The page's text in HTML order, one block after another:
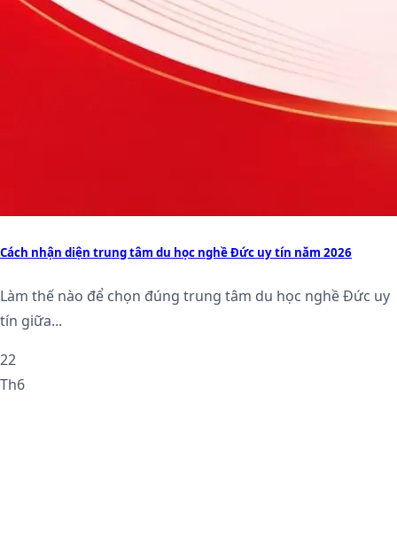
Cách nhận diện trung tâm du học nghề Đức uy tín năm 2026
Làm thế nào để chọn đúng trung tâm du học nghề Đức uy
tín giữa...
22
Th6